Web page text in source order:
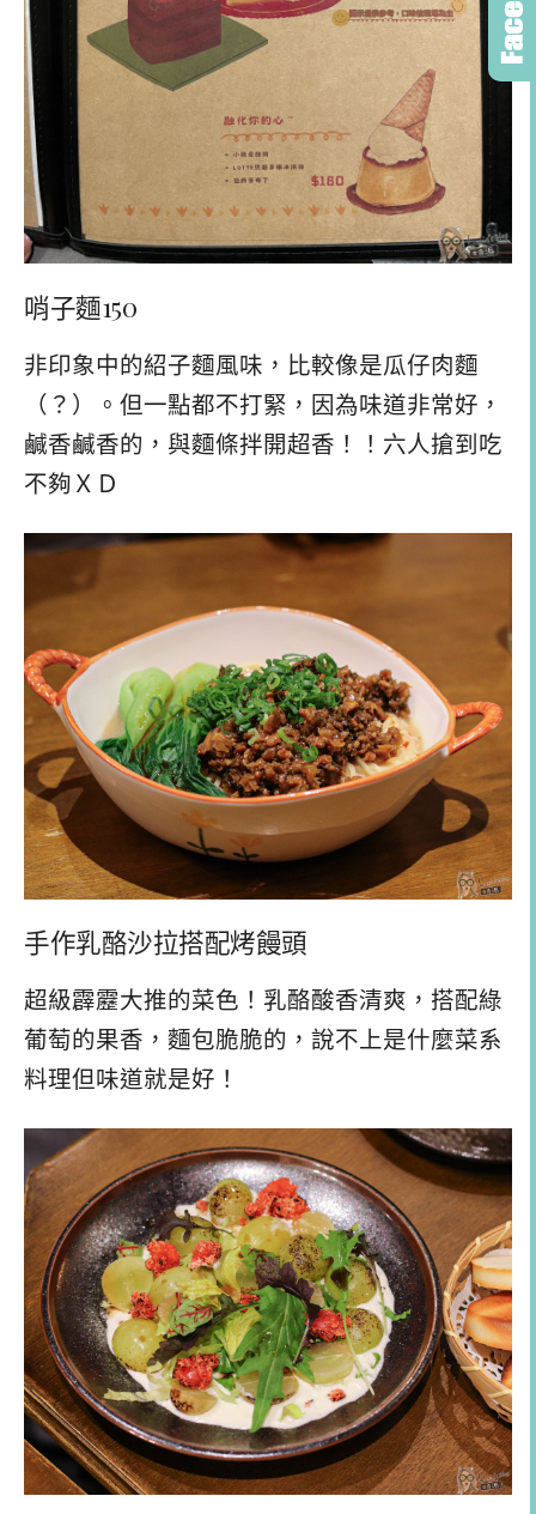
哨子麵150
非印象中的紹子麵風味，比較像是瓜仔肉麵
（？）。但一點都不打緊，因為味道非常好，
鹹香鹹香的，與麵條拌開超香！！六人搶到吃
不夠ＸＤ
手作乳酪沙拉搭配烤饅頭
超級霹靂大推的菜色！乳酪酸香清爽，搭配綠
葡萄的果香，麵包脆脆的，說不上是什麼菜系
料理但味道就是好！